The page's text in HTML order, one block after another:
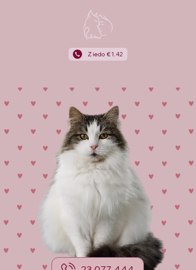
Ziedo €1.42